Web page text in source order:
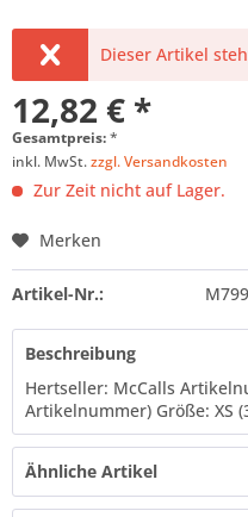
Dieser Artikel
12,82 € *
Gesamtpreis:*
inkl. MwSt.zzgl. Versandkosten
Zur Zeit nicht auf Lager.
Merken
Artikel-Nr.:
Beschreibung
Hertseller: McCalls
Artikelnummer) Größe: XS
Ähnliche Artikel